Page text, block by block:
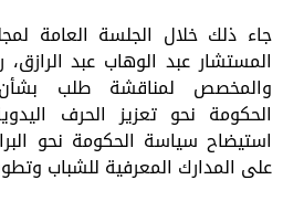
جاء ذلك خلال الجلسة العامة
المستشار عبد الوهاب عبد
والمخصص لمناقشة طلب
الحكومة نحو تعزيز الحرف
استيضاح سياسة الحكومة نحو
على المدارك المعرفية للشباب